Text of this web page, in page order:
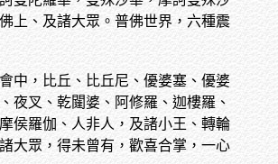
上、及諸大眾。普佛世界，六種震
中，比丘、比丘尼、優婆塞、優婆
夜叉、乾闥婆、阿修羅、迦樓羅、
侯羅伽、人非人，及諸小王、轉輪
大眾，得未曾有，歡喜合掌，一心